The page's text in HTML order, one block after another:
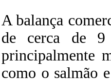
A balança
de cerca de 9
principalmente
como o salmão